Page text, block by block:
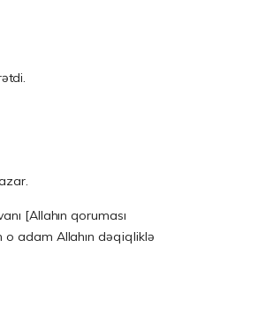
[Allahın qoruması
o adam Allahın dəqiqliklə